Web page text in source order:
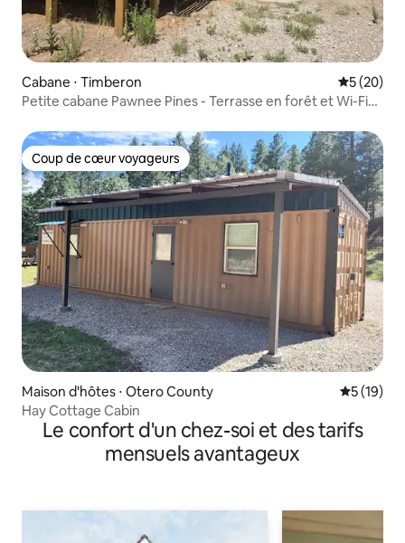
Cabane ⋅ Timberon
5 (20)
Petite cabane Pawnee Pines - Terrasse en forêt et Wi-Fi
Coup de cœur voyageurs
Coup de cœur voyageurs
Maison d'hôtes ⋅ Otero County
5 (19)
Hay Cottage Cabin
Le confort d'un chez-soi et des tarifs
mensuels avantageux